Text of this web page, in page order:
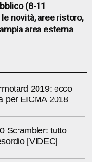
(8-11
novità, aree ristoro,
area esterna
2019: ecco
per EICMA 2018
Scrambler: tutto
[VIDEO]